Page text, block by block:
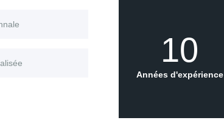
10
Années d'expérience